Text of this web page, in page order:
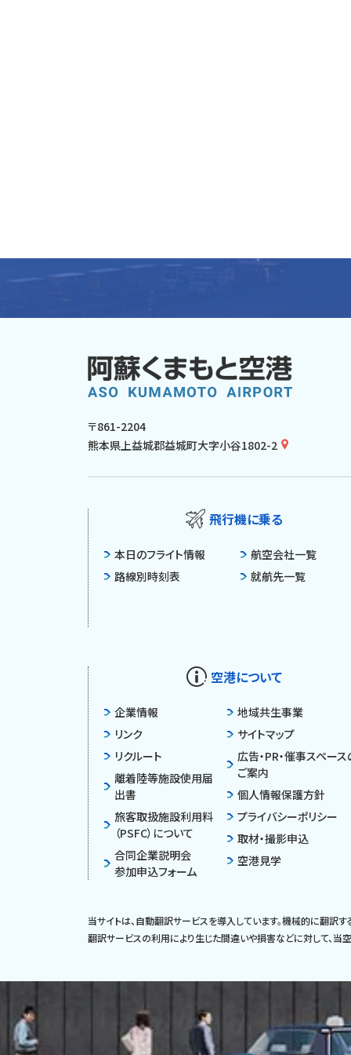
〒861-2204
熊本県上益城郡益城町大字小谷1802-2
飛行機に乗る
本日のフライト情報
路線別時刻表
航空会社一覧
就航先一覧
空港について
企業情報
リンク
リクルート
離着陸等施設使用届
出書
旅客取扱施設利用料
（PSFC）について
合同企業説明会
参加申込フォーム
地域共生事業
サイトマップ
広告・PR・催事スペース
ご案内
個人情報保護方針
プライバシーポリシー
取材・撮影申込
空港見学
当サイトは、自動翻訳サービスを導入しています。機械的に翻訳
翻訳サービスの利用により生じた間違いや損害などに対して、当